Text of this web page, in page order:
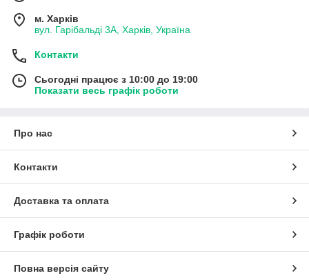
м. Харків
вул. Гарібальді 3А, Харків, Україна
Контакти
Сьогодні працює з 10:00 до 19:00
Показати весь графік роботи
Про нас
Контакти
Доставка та оплата
Графік роботи
Повна версія сайту